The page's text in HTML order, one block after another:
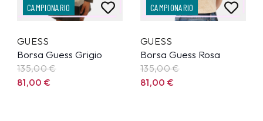
CAMPIONARIO
GUESS
Borsa Guess Grigio
135,00€
81,00€
CAMPIONARIO
GUESS
Borsa Guess Rosa
135,00€
81,00€